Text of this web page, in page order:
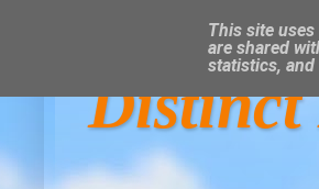
This site
are shared
statistics, and